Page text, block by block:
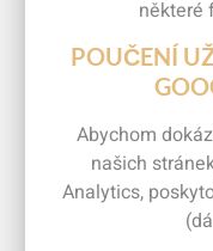
některé
POUČENÍ
Abychom
našich
Analytics,